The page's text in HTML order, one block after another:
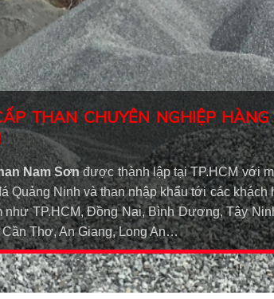
THAN CHUYÊN NGHIỆP
Nam Sơnđược thành lập tại TP.HCM với
Quảng Ninh và than nhập khẩu tới các khách
như TP.HCM, Đồng Nai, Bình Dương, Tây
Cần Thơ, An Giang, Long An…